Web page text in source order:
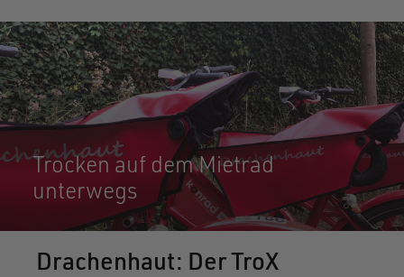
Trocken auf dem Mietrad
unterwegs
Drachenhaut: Der TroX